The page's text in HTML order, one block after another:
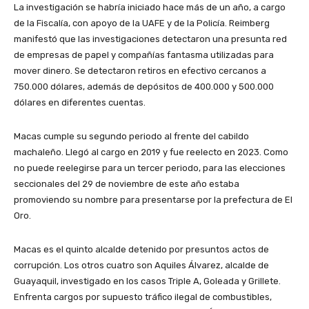
La investigación se habría iniciado hace más de un año, a cargo
de la Fiscalía, con apoyo de la UAFE y de la Policía. Reimberg
manifestó que las investigaciones detectaron una presunta red
de empresas de papel y compañías fantasma utilizadas para
mover dinero. Se detectaron retiros en efectivo cercanos a
750.000 dólares, además de depósitos de 400.000 y 500.000
dólares en diferentes cuentas.
Macas cumple su segundo periodo al frente del cabildo
machaleño. Llegó al cargo en 2019 y fue reelecto en 2023. Como
no puede reelegirse para un tercer periodo, para las elecciones
seccionales del 29 de noviembre de este año estaba
promoviendo su nombre para presentarse por la prefectura de El
Oro.
Macas es el quinto alcalde detenido por presuntos actos de
corrupción. Los otros cuatro son Aquiles Álvarez, alcalde de
Guayaquil, investigado en los casos Triple A, Goleada y Grillete.
Enfrenta cargos por supuesto tráfico ilegal de combustibles,